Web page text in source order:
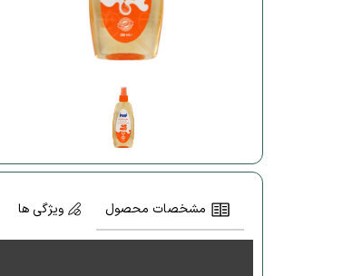
مشخصات محصول ویژگی ها